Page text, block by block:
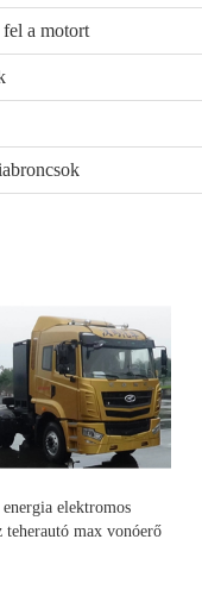
fel a motort
energia elektromos
teherautó max vonóerő